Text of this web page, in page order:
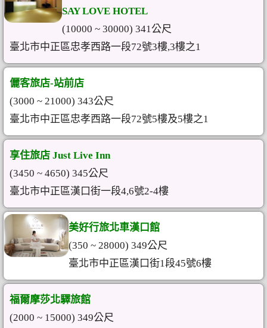
SAY LOVE HOTEL
(10000 ~ 30000) 341公尺
臺北市中正區忠孝西路一段72號3樓,3樓之1
儷客旅店-站前店
(3000 ~ 21000) 343公尺
臺北市中正區忠孝西路一段72號5樓及5樓之1
享住旅店 Just Live Inn
(3450 ~ 4650) 345公尺
臺北市中正區漢口街一段4,6號2-4樓
美好行旅北車漢口館
(350 ~ 28000) 349公尺
臺北市中正區漢口街1段45號6樓
福爾摩莎北驛旅館
(2000 ~ 15000) 349公尺